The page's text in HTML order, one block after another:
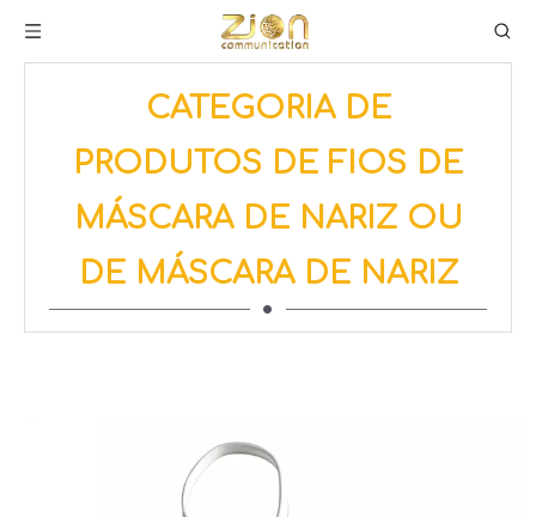
CATEGORIA DE
PRODUTOS DE FIOS DE
MÁSCARA DE NARIZ OU
DE MÁSCARA DE NARIZ